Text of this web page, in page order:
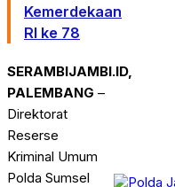
Kemerdekaan
RI ke 78
SERAMBIJAMBI.ID,
PALEMBANG –
Direktorat
Reserse
Kriminal Umum
Polda Sumsel